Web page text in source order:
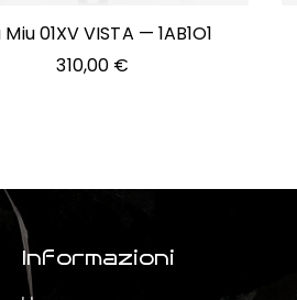
Miu 01XV VISTA — 1AB1O1
310,00 €
Informazioni